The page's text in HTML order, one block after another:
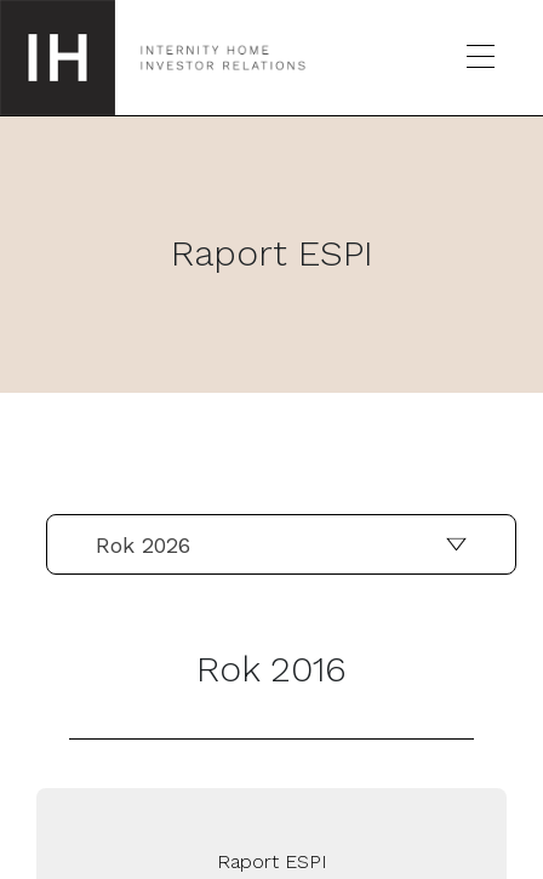
RAPORTY
SKONTAKTUJ SIĘ Z NAMI
Raport ESPI
Rok 2026
Rok 2016
Raport ESPI